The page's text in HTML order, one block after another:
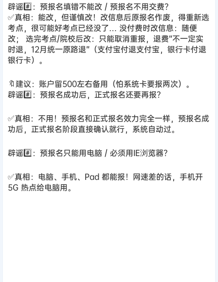
辟谣#️⃣：预报名填错不能改 / 预报名不用交费？
✅真相：能改，但谨慎改！改信息后原报名作废，得重新选
考点，很可能好考点已经没了… 没付费时改信息：随便
改； 选完考点/院校后改：只能取消重报，退费“不一定实
时退，12月统一原路退”（支付宝付退支付宝，银行卡付退
银行卡）。
🔖建议：账户留500左右备用（怕系统卡要报两次）。
辟谣#️⃣：预报名成功后，正式报名还要再报？
✅真相：不用！预报名和正式报名效力完全一样，预报名成
功后，正式报名阶段直接确认就行，系统自动过。
辟谣#️⃣：预报名只能用电脑 / 必须用IE浏览器？
✅真相：电脑、手机、Pad 都能报！网速差的话，手机开
5G 热点给电脑用。